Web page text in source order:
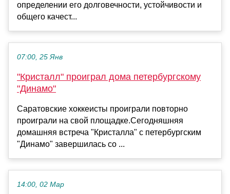
определении его долговечности, устойчивости и
общего качест...
07:00, 25 Янв
"Кристалл" проиграл дома петербургскому
"Динамо"
Саратовские хоккеисты проиграли повторно
проиграли на свой площадке.Сегодняшняя
домашняя встреча "Кристалла" с петербургским
"Динамо" завершилась со ...
14:00, 02 Мар